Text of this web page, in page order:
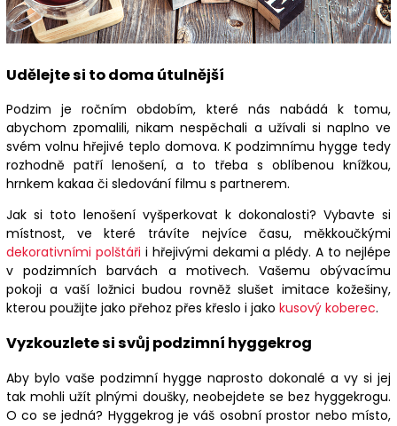
Udělejte si to doma útulnější
Podzim je ročním obdobím, které nás nabádá k tomu,
abychom zpomalili, nikam nespěchali a užívali si naplno ve
svém volnu hřejivé teplo domova. K podzimnímu hygge tedy
rozhodně patří lenošení, a to třeba s oblíbenou knížkou,
hrnkem kakaa či sledování filmu s partnerem.
Jak si toto lenošení vyšperkovat k dokonalosti? Vybavte si
místnost, ve které trávíte nejvíce času, měkkoučkými
dekorativními polštáři i hřejivými dekami a plédy. A to nejlépe
v podzimních barvách a motivech. Vašemu obývacímu
pokoji a vaší ložnici budou rovněž slušet imitace kožešiny,
kterou použijte jako přehoz přes křeslo i jako kusový koberec.
Vyzkouzlete si svůj podzimní hyggekrog
Aby bylo vaše podzimní hygge naprosto dokonalé a vy si jej
tak mohli užít plnými doušky, neobejdete se bez hyggekrogu.
O co se jedná? Hyggekrog je váš osobní prostor nebo místo,